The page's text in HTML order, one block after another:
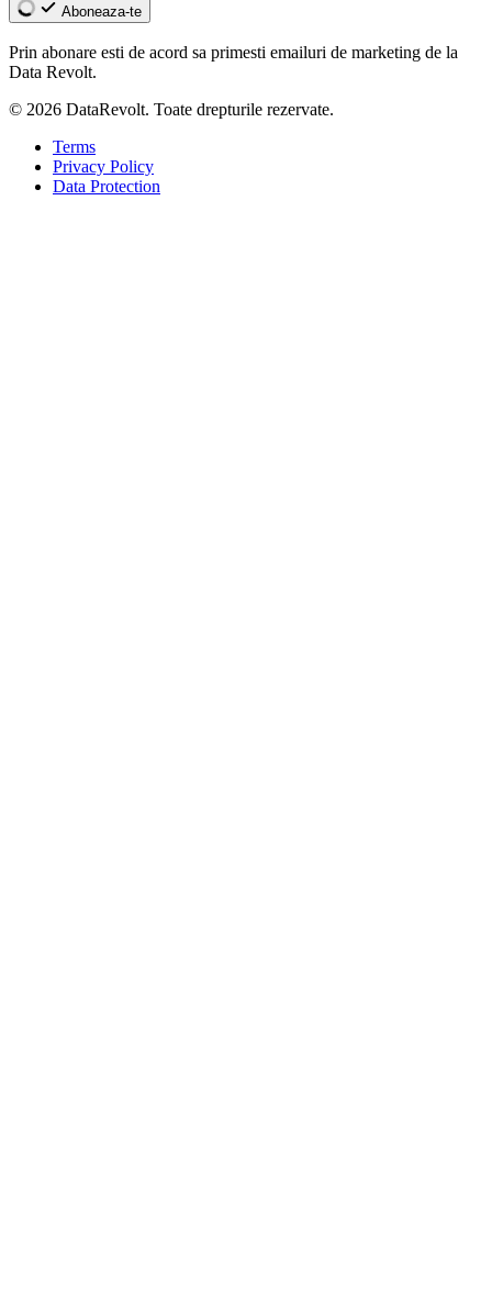
Aboneaza-te
Prin abonare esti de acord sa primesti emailuri de marketing de la
Data Revolt.
© 2026 DataRevolt. Toate drepturile rezervate.
Terms
Privacy Policy
Data Protection